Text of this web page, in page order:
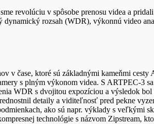
revolúciu v spôsobe prenosu videa a
rozsah (WDR), výkonnú video
v čase, ktoré sú základnými kameňmi
s plným výkonom videa. S ARTPEC-3
WDR s dvojitou expozíciou a výsledok
detaily a viditeľnosť pred pekne
ako sú napr. výklady s veľkými
technológie s názvom Zipstream,